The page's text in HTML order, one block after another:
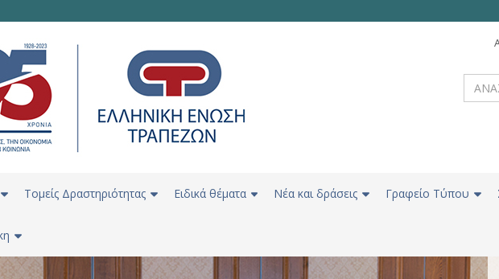
Τομείς Δραστηριότητας Ειδικά θέματα Νέα και δράσεις Γραφείο Τύπου